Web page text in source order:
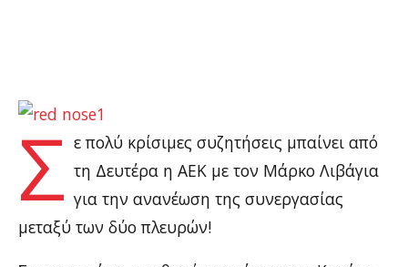
Σ ε πολύ κρίσιμες συζητήσεις μπαίνει από
τη Δευτέρα η ΑΕΚ με τον Μάρκο Λιβάγια
για την ανανέωση της συνεργασίας
μεταξύ των δύο πλευρών!